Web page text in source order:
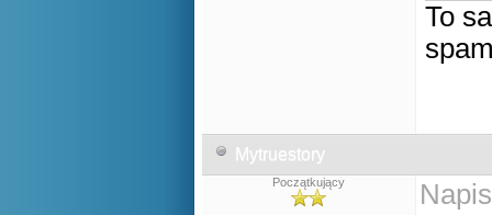
To
Mytruestory
Początkujący